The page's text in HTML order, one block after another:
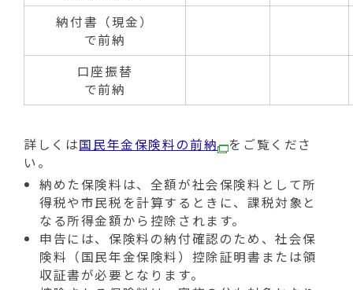
納付書（現金）
で前納
口座振替
で前納
詳しくは国民年金保険料の前納
をご覧くださ
い。
納めた保険料は、全額が社会保険料として所
得税や市民税を計算するときに、課税対象と
なる所得金額から控除されます。
申告には、保険料の納付確認のため、社会保
険料（国民年金保険料）控除証明書または領
収証書が必要となります。